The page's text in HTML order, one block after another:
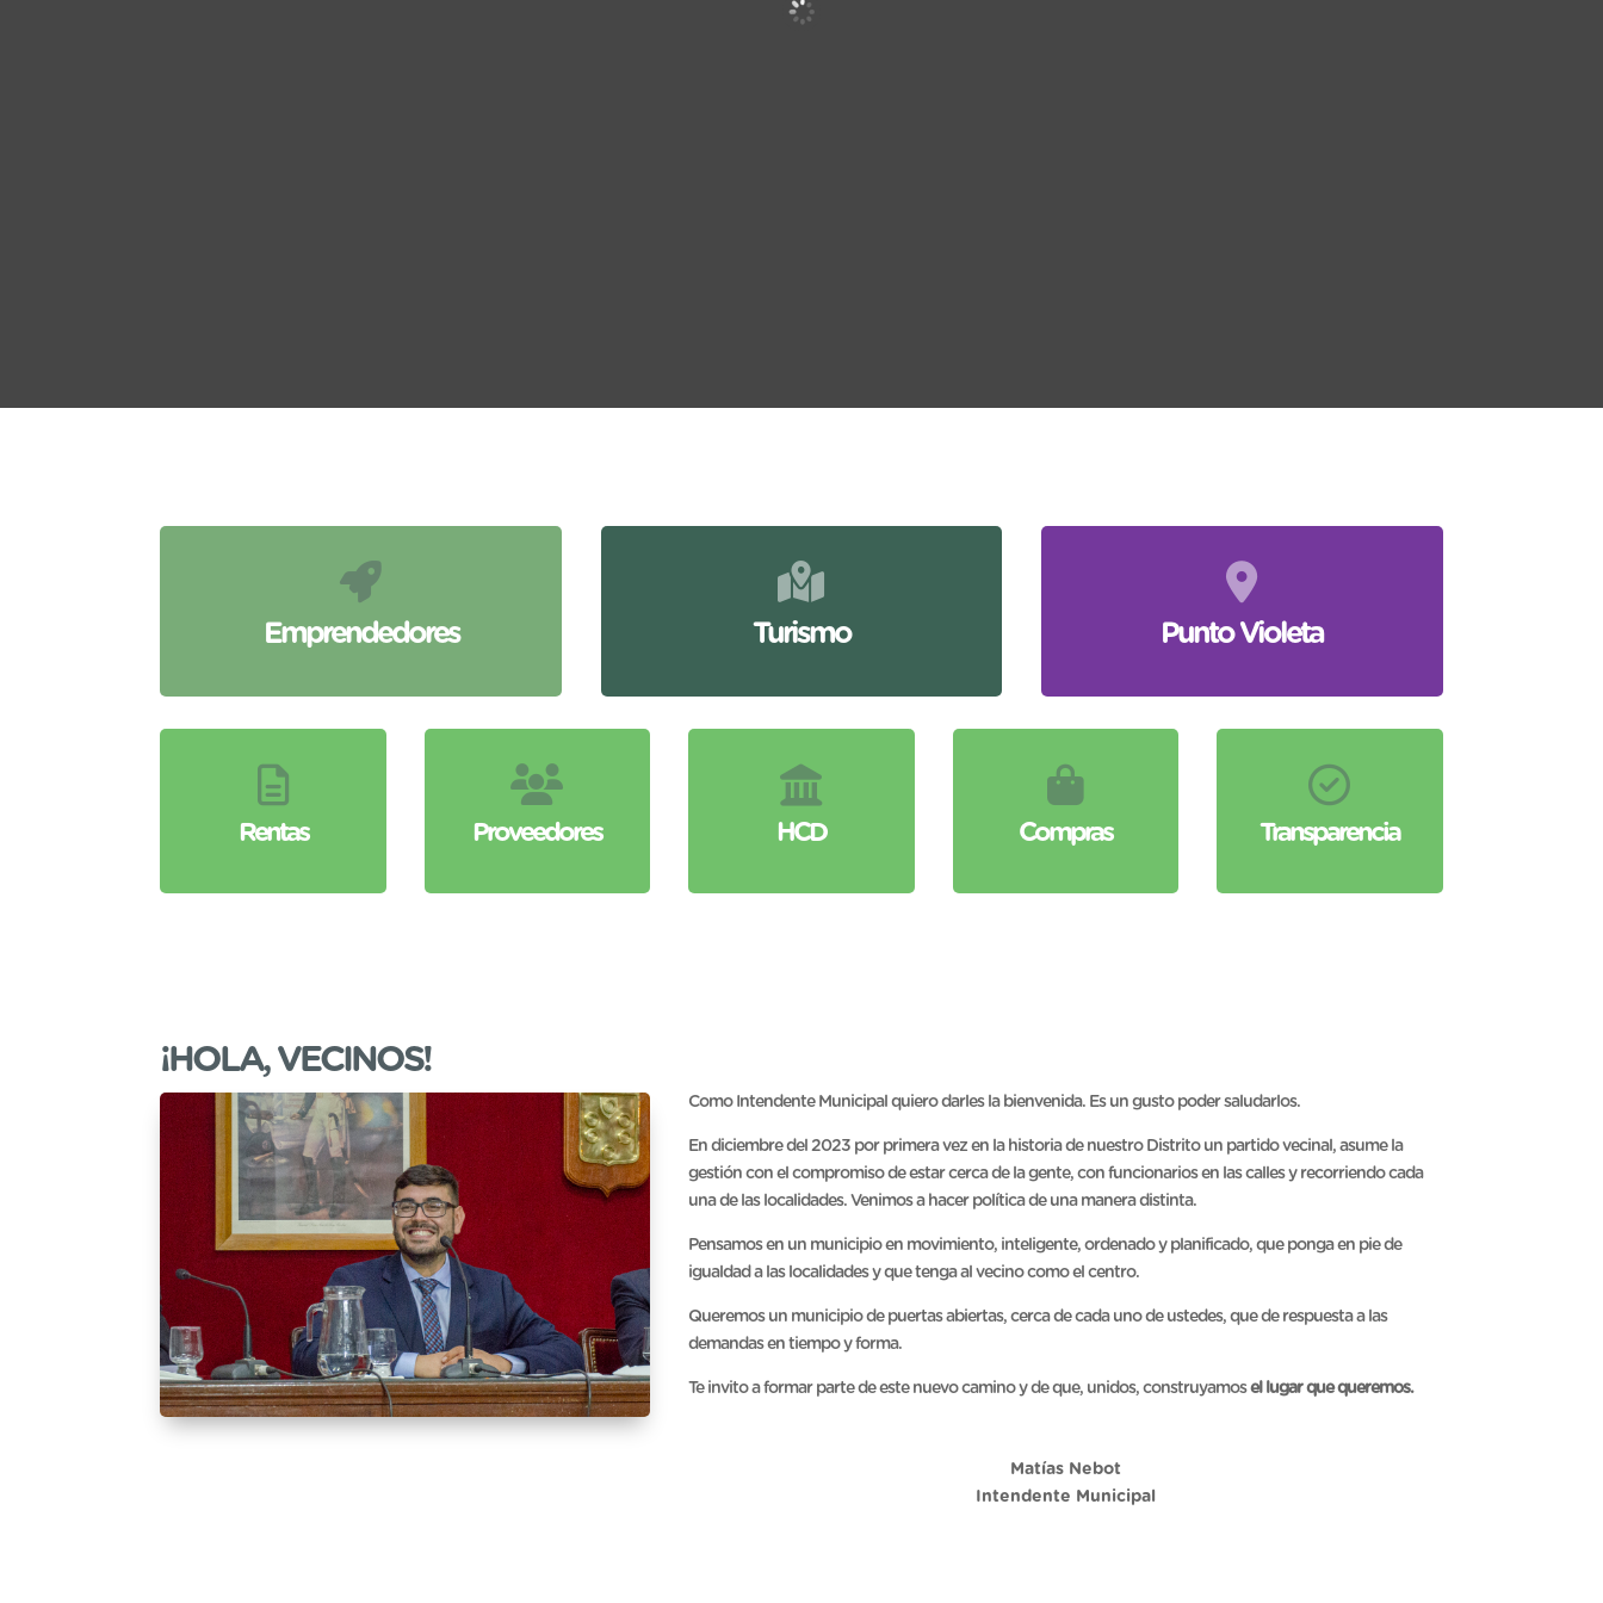
Emprendedores Turismo Punto Violeta
Rentas Proveedores HCD Compras Transparencia
¡HOLA, VECINOS!
Como Intendente Municipal quiero darles la bienvenida. Es un gusto poder saludarlos.
En diciembre del 2023 por primera vez en la historia de nuestro Distrito un partido vecinal, asume la
gestión con el compromiso de estar cerca de la gente, con funcionarios en las calles y recorriendo cada
una de las localidades. Venimos a hacer política de una manera distinta.
Pensamos en un municipio en movimiento, inteligente, ordenado y planificado, que ponga en pie de
igualdad a las localidades y que tenga al vecino como el centro.
Queremos un municipio de puertas abiertas, cerca de cada uno de ustedes, que de respuesta a las
demandas en tiempo y forma.
Te invito a formar parte de este nuevo camino y de que, unidos, construyamosel lugar que queremos.
Matías Nebot
Intendente Municipal